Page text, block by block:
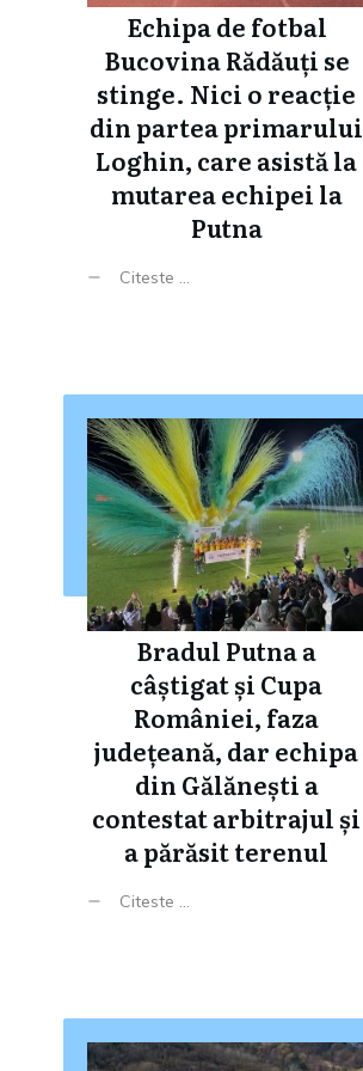
Echipa de fotbal
Bucovina Rădăuți se
stinge. Nici o reacție
din partea primarului
Loghin, care asistă la
mutarea echipei la
Putna
Citeste ...
Bradul Putna a
câștigat și Cupa
României, faza
județeană, dar echipa
din Gălănești a
contestat arbitrajul și
a părăsit terenul
Citeste ...